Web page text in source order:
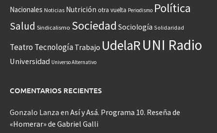
Nacionales Noticias Nutrición otra vuelta Periodismo Política
Salud Sindicalismo Sociedad Sociología Solidaridad
Teatro Tecnología Trabajo UdelaRUNI Radio
Universidad Universo Alternativo
COMENTARIOS RECIENTES
Gonzalo Lanza en Así y Asá. Programa 10. Reseña de
«Homerar» de Gabriel Galli